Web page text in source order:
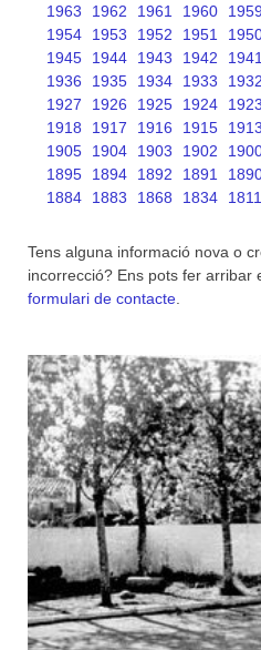
1963
1962 1961 1960 1959
1954
1953 1952 1951
1945
1944 1943 1942 1941
1936
1935 1934 1933 1932
1927
1926 1925 1924 1923
1918
1917 1916 1915 1913
1905
1904 1903 1902
1895
1894 1892 1891
1884
1883 1868 1834 1811
Tens alguna informació nova o
incorrecció? Ens pots fer arribar
formulari de contacte